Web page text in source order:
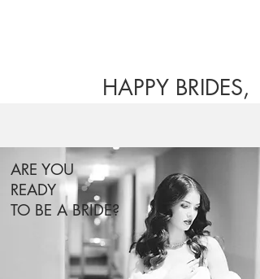
HAPPY BRIDES,
ARE YOU
READY
TO BE A BRIDE?